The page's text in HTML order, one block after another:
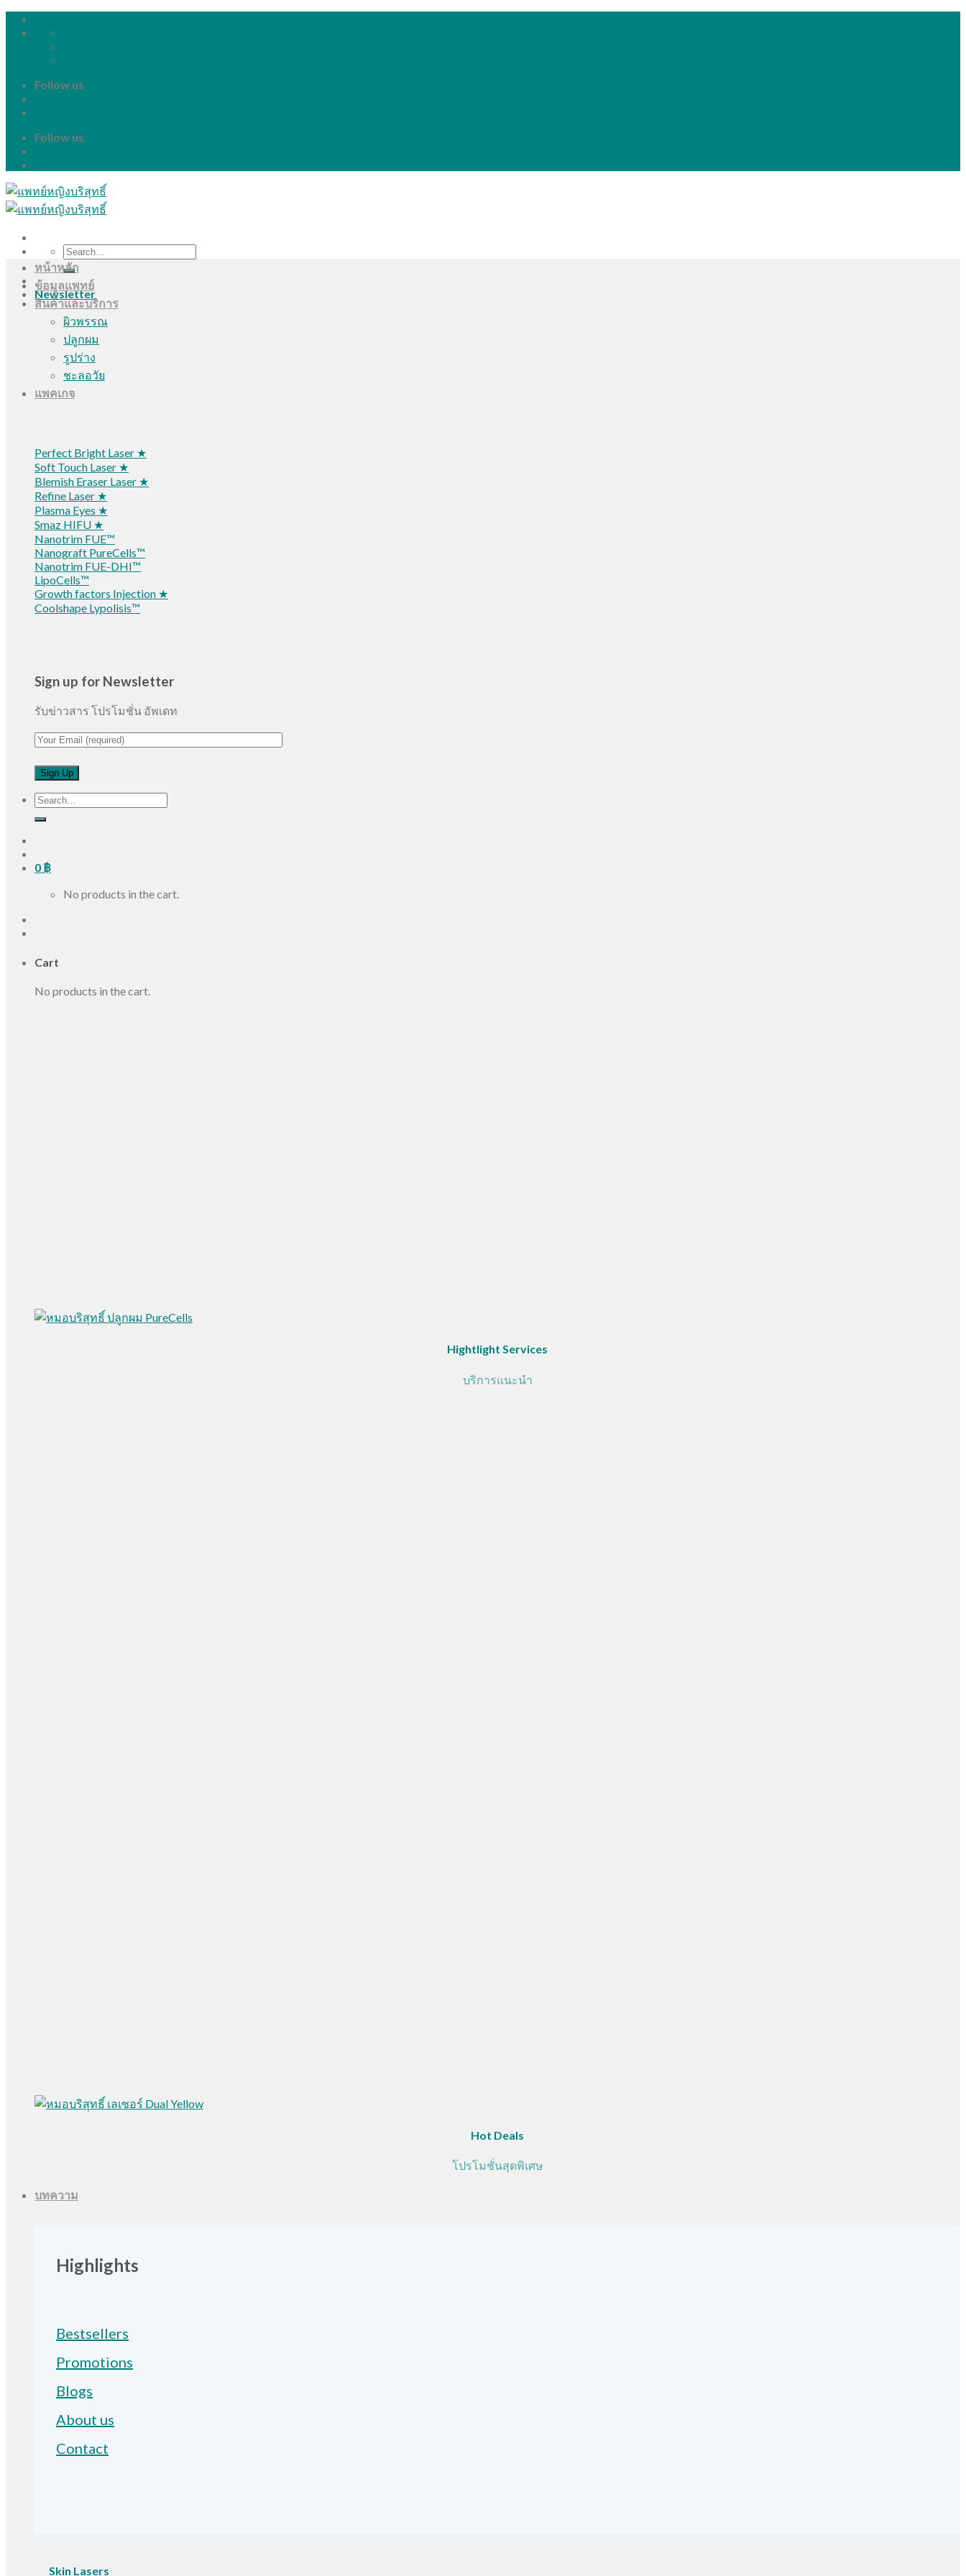
Skip
Follow us
Follow us
Search
for:
Newsletter
Sign up for Newsletter
รับข่าวสาร โปรโมชั่น อัพเดท
Search
for:
0 ฿
No products in the cart.
Cart
No products in the cart.
หน้าหลัก
ข้อมูลแพทย์
สินค้าและบริการ
ผิวพรรณ
ปลูกผม
รูปร่าง
ชะลอวัย
แพคเกจ
Perfect Bright Laser ★
Soft Touch Laser ★
Blemish Eraser Laser ★
Refine Laser ★
Plasma Eyes ★
Smaz HIFU ★
Nanotrim FUE™
Nanograft PureCells™
Nanotrim FUE-DHI™
LipoCells™
Growth factors Injection ★
Coolshape Lypolisis™
Hightlight Services
บริการแนะนำ
Hot Deals
โปรโมชั่นสุดพิเศษ
บทความ
Highlights
Bestsellers
Promotions
Blogs
About us
Contact
Skin Lasers